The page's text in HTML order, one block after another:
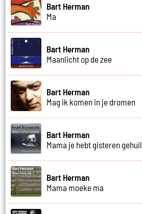
Bart Herman
Ma
Bart Herman
Maanlicht op de zee
Bart Herman
Mag ik komen in je dromen
Bart Herman
Mama je hebt gisteren
Bart Herman
Mama moeke ma